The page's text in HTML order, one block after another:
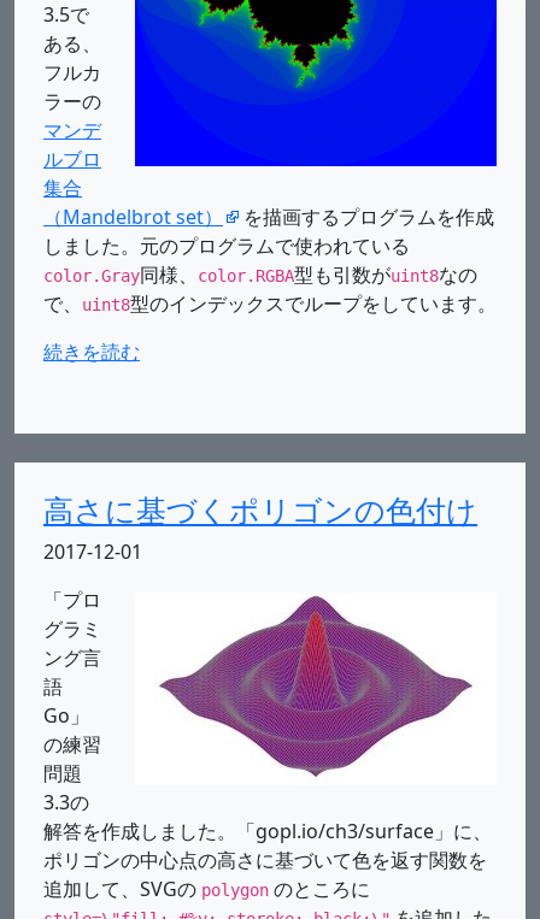
3.5で
ある、
フルカ
ラーの
マンデ
ルブロ
集合
（Mandelbrot set）
を描画するプログラムを作成
しました。元のプログラムで使われている
color.Gray同様、 color.RGBA型も引数がuint8なの
で、
uint8型のインデックスでループをしています。
続きを読む
高さに基づくポリゴンの色付け
2017-12-01
「プロ
グラミ
ング言
語
Go」
の練習
問題
3.3の
解答を作成しました。「gopl.io/ch3/surface」に、
ポリゴンの中心点の高さに基づいて色を返す関数を
追加して、SVGの polygon のところに